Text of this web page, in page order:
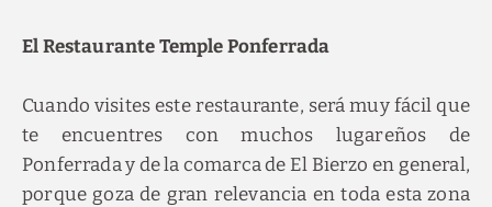
El Restaurante Temple Ponferrada
Cuando visites este restaurante, será muy fácil que
te encuentres con muchos lugareños de
Ponferrada y de la comarca de El Bierzo en general,
porque goza de gran relevancia en toda esta zona